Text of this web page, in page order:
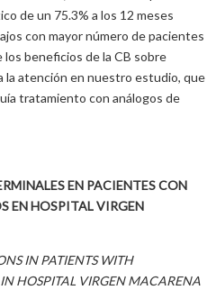
de un 75.3% a los 12 meses
con mayor número de pacientes
beneficios de la CB sobre
la atención en nuestro estudio, que
tratamiento con análogos de
EN PACIENTES CON
EN HOSPITAL VIRGEN
IN PATIENTS WITH
HOSPITAL VIRGEN MACARENA